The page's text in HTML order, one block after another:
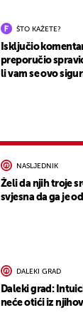
ŠTO KAŽETE?
Isključio
preporučio
li vam se ovo
NASLJEDNIK
Želi da njih troje
svjesna da ga je
DALEKI GRAD
Daleki grad:
neće otići iz